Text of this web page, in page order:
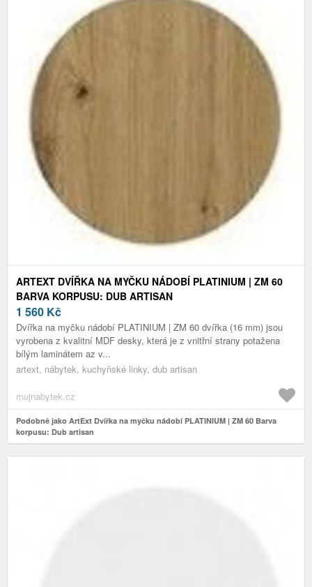
ARTEXT DVÍŘKA NA MYČKU NÁDOBÍ PLATINIUM | ZM 60
BARVA KORPUSU: DUB ARTISAN
1 560 Kč
Dvířka na myčku nádobí PLATINIUM | ZM 60 dvířka (16 mm) jsou
vyrobena z kvalitní MDF desky, která je z vnitřní strany potažena
bílým laminátem az v...
artext, nábytek, kuchyňské linky, dub artisan
mujnabytek.cz
Podobně jako ArtExt Dvířka na myčku nádobí PLATINIUM | ZM 60 Barva
korpusu: Dub artisan